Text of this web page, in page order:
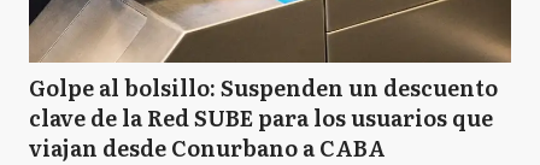
Golpe al bolsillo: Suspenden un descuento
clave de la Red SUBE para los usuarios que
viajan desde Conurbano a CABA